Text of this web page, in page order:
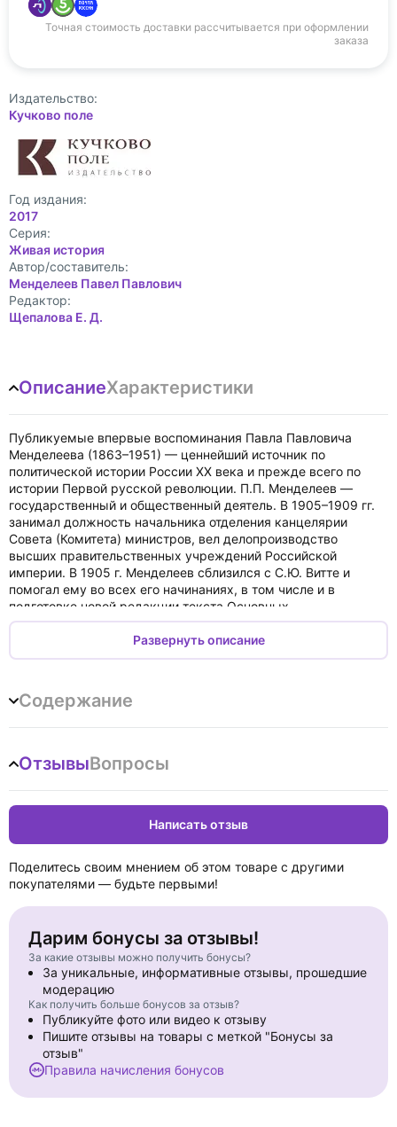
Точная стоимость доставки рассчитывается при оформлении
заказа
Издательство:
Кучково поле
Год издания:
2017
Cерия:
Живая история
Автор/составитель:
Менделеев Павел Павлович
Редактор:
Щепалова Е. Д.
ОписаниеХарактеристики
Публикуемые впервые воспоминания Павла Павловича
Менделеева (1863–1951) — ценнейший источник по
политической истории России XX века и прежде всего по
истории Первой русской революции. П.П. Менделеев —
государственный и общественный деятель. В 1905–1909 гг.
занимал должность начальника отделения канцелярии
Совета (Комитета) министров, вел делопроизводство
высших правительственных учреждений Российской
империи. В 1905 г. Менделеев сблизился с С.Ю. Витте и
помогал ему во всех его начинаниях, в том числе и в
подготовке новой редакции текста Основных
государственных законов. В мемуарах описываются
настроения бюрократических кругов в 1905–1906 гг.,
процессы принятия решений, стиль работы высших
жизни С.Ю. Витте, приводятся многочисленные его
высказывания. Издание предназначено как для
специалистов, так и для всех интересующихся историей
Развернуть описание
Содержание
ОтзывыВопросы
Написать отзыв
Поделитесь своим мнением об этом товаре с другими
покупателями — будьте первыми!
Дарим бонусы за отзывы!
За какие отзывы можно получить бонусы?
За уникальные, информативные отзывы, прошедшие
модерацию
Как получить больше бонусов за отзыв?
Публикуйте фото или видео к отзыву
Пишите отзывы на товары с меткой "Бонусы за
отзыв"
Правила начисления бонусов